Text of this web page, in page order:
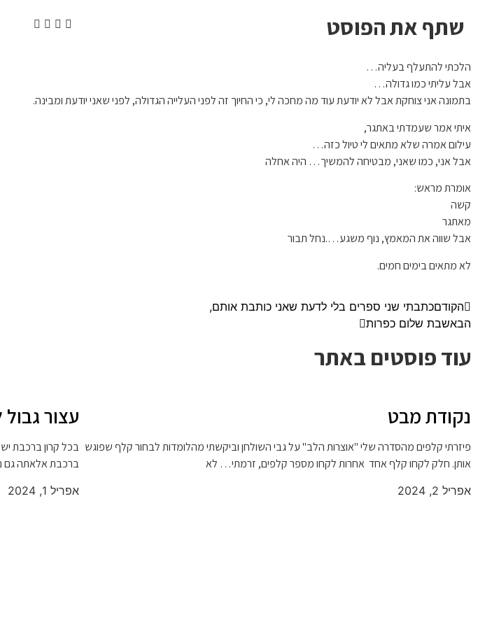
שתף את הפוסט
הלכתי להתעלף בעליה…
אבל עליתי כמו גדולה…
בתמונה אני צוחקת אבל לא יודעת עוד מה מחכה לי, כי החיוך זה לפני העלייה הגדולה, לפני שאני יודעת ומבינה.
איתי אמר שעמדתי באתגר,
עילום אמרה שלא מתאים לי טיול כזה…
אבל אני, כמו שאני, מבטיחה להמשיך… היה אחלה
אומרת מראש:
קשה
מאתגר
אבל שווה את המאמץ, נוף משגע….נחל תבור
לא מתאים בימים חמים.
הקודםכתבתי שני ספרים בלי לדעת שאני כותבת אותם,
הבאשבת שלום כפרות
עוד פוסטים באתר
נקודת מבט
פיזרתי קלפים מהסדרה שלי "אוצרות הלב" על גבי השולחן וביקשתי מהלומדות לבחור קלף שפוגש
אותן. חלק לקחו קלף אחד אחרות לקחו מספר קלפים, זרמתי… לא
אפריל 2, 2024
עצור גבול
בכל קרון ברכבת
ברכבת אלאתה גם
אפריל 1, 2024